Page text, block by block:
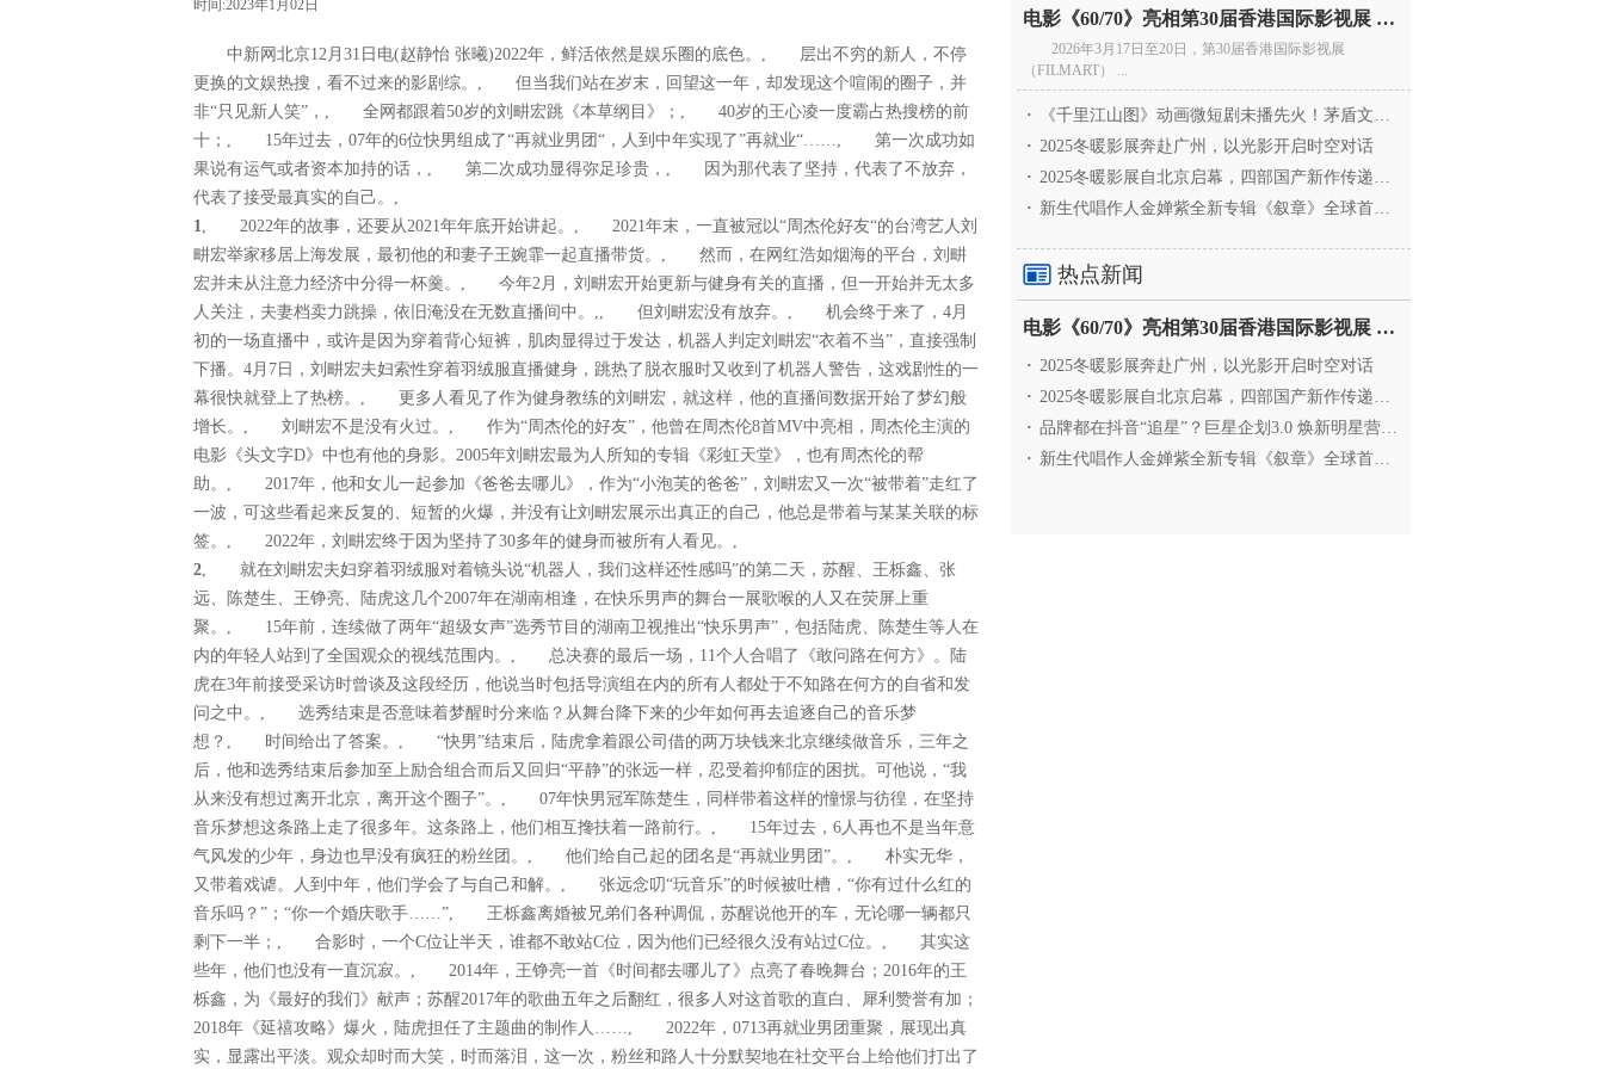
时间:2023年1月02日
中新网北京12月31日电(赵静怡 张曦)2022年，鲜活依然是娱乐圈的底色。, 层出不穷的新人，不停
更换的文娱热搜，看不过来的影剧综。, 但当我们站在岁末，回望这一年，却发现这个喧闹的圈子，并
非“只见新人笑”，, 全网都跟着50岁的刘畊宏跳《本草纲目》；, 40岁的王心凌一度霸占热搜榜的前
十；, 15年过去，07年的6位快男组成了“再就业男团“，人到中年实现了”再就业“……, 第一次成功如
果说有运气或者资本加持的话，, 第二次成功显得弥足珍贵，, 因为那代表了坚持，代表了不放弃，
代表了接受最真实的自己。,
1, 2022年的故事，还要从2021年年底开始讲起。, 2021年末，一直被冠以“周杰伦好友“的台湾艺人刘
畊宏举家移居上海发展，最初他的和妻子王婉霏一起直播带货。, 然而，在网红浩如烟海的平台，刘畊
宏并未从注意力经济中分得一杯羹。, 今年2月，刘畊宏开始更新与健身有关的直播，但一开始并无太多
人关注，夫妻档卖力跳操，依旧淹没在无数直播间中。,, 但刘畊宏没有放弃。, 机会终于来了，4月
初的一场直播中，或许是因为穿着背心短裤，肌肉显得过于发达，机器人判定刘畊宏“衣着不当”，直接强制
下播。4月7日，刘畊宏夫妇索性穿着羽绒服直播健身，跳热了脱衣服时又收到了机器人警告，这戏剧性的一
幕很快就登上了热榜。, 更多人看见了作为健身教练的刘畊宏，就这样，他的直播间数据开始了梦幻般
增长。, 刘畊宏不是没有火过。, 作为“周杰伦的好友”，他曾在周杰伦8首MV中亮相，周杰伦主演的
电影《头文字D》中也有他的身影。2005年刘畊宏最为人所知的专辑《彩虹天堂》，也有周杰伦的帮
助。, 2017年，他和女儿一起参加《爸爸去哪儿》，作为“小泡芙的爸爸”，刘畊宏又一次“被带着”走红了
一波，可这些看起来反复的、短暂的火爆，并没有让刘畊宏展示出真正的自己，他总是带着与某某关联的标
签。, 2022年，刘畊宏终于因为坚持了30多年的健身而被所有人看见。,
2, 就在刘畊宏夫妇穿着羽绒服对着镜头说“机器人，我们这样还性感吗”的第二天，苏醒、王栎鑫、张
远、陈楚生、王铮亮、陆虎这几个2007年在湖南相逢，在快乐男声的舞台一展歌喉的人又在荧屏上重
聚。, 15年前，连续做了两年“超级女声”选秀节目的湖南卫视推出“快乐男声”，包括陆虎、陈楚生等人在
内的年轻人站到了全国观众的视线范围内。, 总决赛的最后一场，11个人合唱了《敢问路在何方》。陆
虎在3年前接受采访时曾谈及这段经历，他说当时包括导演组在内的所有人都处于不知路在何方的自省和发
问之中。, 选秀结束是否意味着梦醒时分来临？从舞台降下来的少年如何再去追逐自己的音乐梦
想？, 时间给出了答案。, “快男”结束后，陆虎拿着跟公司借的两万块钱来北京继续做音乐，三年之
后，他和选秀结束后参加至上励合组合而后又回归“平静”的张远一样，忍受着抑郁症的困扰。可他说，“我
从来没有想过离开北京，离开这个圈子”。, 07年快男冠军陈楚生，同样带着这样的憧憬与彷徨，在坚持
音乐梦想这条路上走了很多年。这条路上，他们相互搀扶着一路前行。, 15年过去，6人再也不是当年意
气风发的少年，身边也早没有疯狂的粉丝团。, 他们给自己起的团名是“再就业男团”。, 朴实无华，
又带着戏谑。人到中年，他们学会了与自己和解。, 张远念叨“玩音乐”的时候被吐槽，“你有过什么红的
音乐吗？”；“你一个婚庆歌手……”, 王栎鑫离婚被兄弟们各种调侃，苏醒说他开的车，无论哪一辆都只
剩下一半；, 合影时，一个C位让半天，谁都不敢站C位，因为他们已经很久没有站过C位。, 其实这
些年，他们也没有一直沉寂。, 2014年，王铮亮一首《时间都去哪儿了》点亮了春晚舞台；2016年的王
栎鑫，为《最好的我们》献声；苏醒2017年的歌曲五年之后翻红，很多人对这首歌的直白、犀利赞誉有加；
2018年《延禧攻略》爆火，陆虎担任了主题曲的制作人……, 2022年，0713再就业男团重聚，展现出真
实，显露出平淡。观众却时而大笑，时而落泪，这一次，粉丝和路人十分默契地在社交平台上给他们打出了
电影《60/70》亮相第30届香港国际影视展 冲刺戛纳备
2026年3月17日至20日，第30届香港国际影视展
（FILMART） ...
·
《千里江山图》动画微短剧未播先火！茅盾文学奖IP首
· 2025冬暖影展奔赴广州，以光影开启时空对话
· 2025冬暖影展自北京启幕，四部国产新作传递银幕温情
· 新生代唱作人金婵紫全新专辑《叙章》全球首发，颠覆
热点新闻
电影《60/70》亮相第30届香港国际影视展 冲刺戛纳备
· 2025冬暖影展奔赴广州，以光影开启时空对话
· 2025冬暖影展自北京启幕，四部国产新作传递银幕温情
· 品牌都在抖音“追星”？巨星企划3.0 焕新明星营销，让
· 新生代唱作人金婵紫全新专辑《叙章》全球首发，颠覆